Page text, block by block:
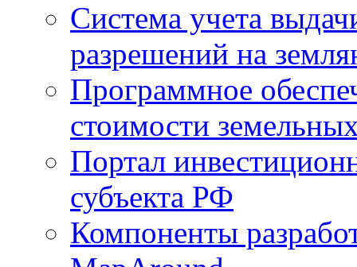
Система учета
разрешений на
Программное
стоимости
Портал
субъекта РФ
Компоненты